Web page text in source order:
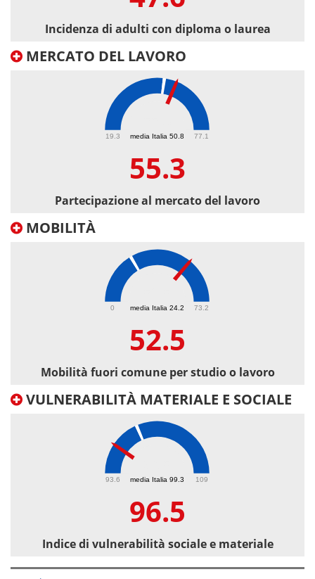
Incidenza di adulti con diploma o laurea
MERCATO DEL LAVORO
media Italia 50.8
19.3 77.1
55.3
Partecipazione al mercato del lavoro
MOBILITÀ
media Italia 24.2
0 73.2
52.5
Mobilità fuori comune per studio o lavoro
VULNERABILITÀ MATERIALE E SOCIALE
media Italia 99.3
93.6 109
96.5
Indice di vulnerabilità sociale e materiale